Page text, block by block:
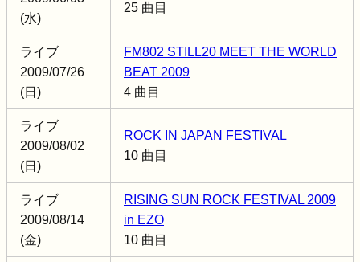
(水)
25 曲目
ライブ
2009/07/26
(日)
FM802 STILL20 MEET THE WORLD
BEAT 2009
4 曲目
ライブ
2009/08/02
(日)
ROCK IN JAPAN FESTIVAL
10 曲目
ライブ
2009/08/14
(金)
RISING SUN ROCK FESTIVAL 2009
in EZO
10 曲目